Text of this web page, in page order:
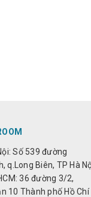
Số 539 đường
q.Long Biên, TP Hà
36 đường 3/2,
10 Thành phố Hồ Chí